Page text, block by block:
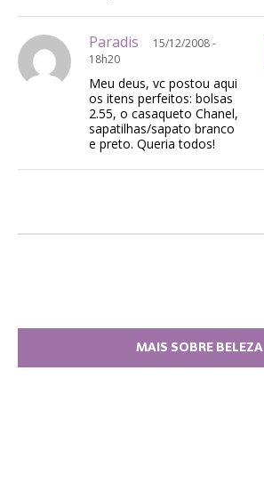
Paradis
15/12/2008 -
18h20
Meu deus, vc postou aqui
os itens perfeitos: bolsas
2.55, o casaqueto Chanel,
sapatilhas/sapato branco
e preto. Queria todos!
MAIS SOBRE BELEZA